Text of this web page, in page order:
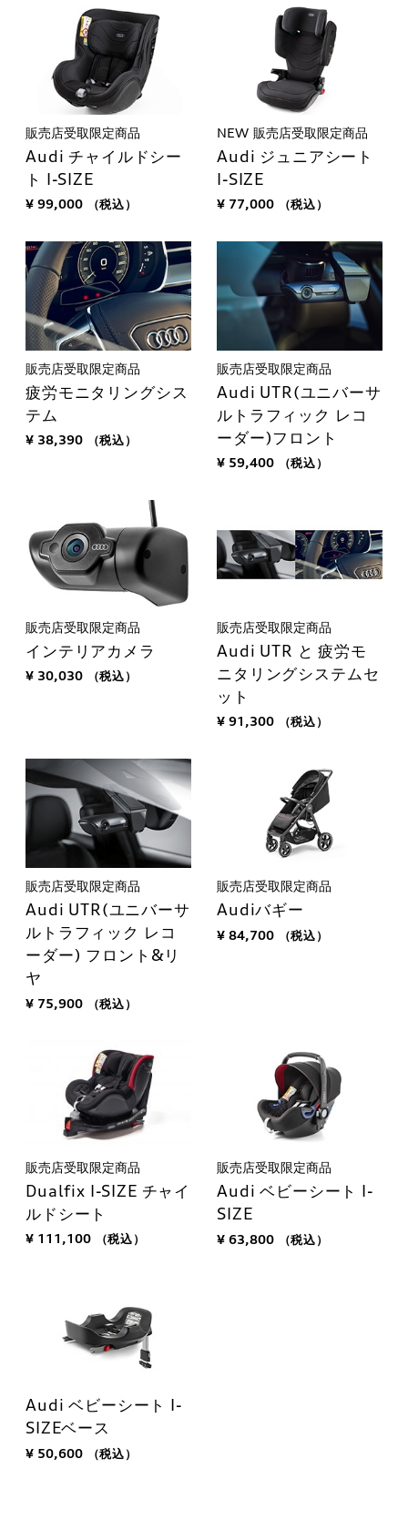
販売店受取限定商品
Audi チャイルドシー
ト I-SIZE
¥ 99,000 （税込）
NEW 販売店受取限定商品
Audi ジュニアシート
I-SIZE
¥ 77,000 （税込）
販売店受取限定商品
疲労モニタリングシス
テム
¥ 38,390 （税込）
販売店受取限定商品
Audi UTR(ユニバーサ
ルトラフィック レコ
ーダー)フロント
¥ 59,400 （税込）
販売店受取限定商品
インテリアカメラ
¥ 30,030 （税込）
販売店受取限定商品
Audi UTR と 疲労モ
ニタリングシステムセ
ット
¥ 91,300 （税込）
販売店受取限定商品
Audi UTR(ユニバーサ
ルトラフィック レコ
ーダー) フロント&リ
ヤ
¥ 75,900 （税込）
販売店受取限定商品
Audiバギー
¥ 84,700 （税込）
販売店受取限定商品
Dualfix I-SIZE チャイ
ルドシート
¥ 111,100 （税込）
販売店受取限定商品
Audi ベビーシート I-
SIZE
¥ 63,800 （税込）
Audi ベビーシート I-
SIZEベース
¥ 50,600 （税込）